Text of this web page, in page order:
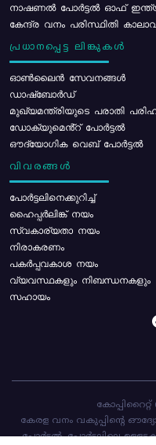
നാഷണൽ പോർട്ടൽ ഓഫ്
കേന്ദ്ര വനം പരിസ്ഥിതി
പ്രധാനപ്പെട്ട ലിങ്കുകൾ
ഓൺലൈൻ സേവനങ്ങൾ
ഡാഷ്ബോർഡ്
മുഖ്യമന്ത്രിയുടെ പരാതി
ഡോക്യുമെൻ്റ് പോർട്ടൽ
ഔദ്യോഗിക വെബ് പോർട്ടൽ
വിവരങ്ങൾ
പോര്‍ട്ടലിനെക്കുറിച്ച്
ഹൈപ്പർലിങ്ക് നയം
സ്വകാര്യതാ നയം
നിരാകരണം
പകർപ്പവകാശ നയം
വ്യവസ്ഥകളും നിബന്ധനകളും
സഹായം
കേരള വനം വകുപ്പിന്റെ
പോർട്ടൽ. പോർട്ടലിലെ